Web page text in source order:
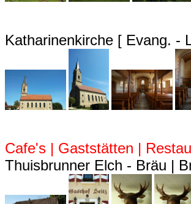
Katharinenkirche [ Evang. -
Cafe's | Gaststätten |
Thuisbrunner Elch - Bräu |